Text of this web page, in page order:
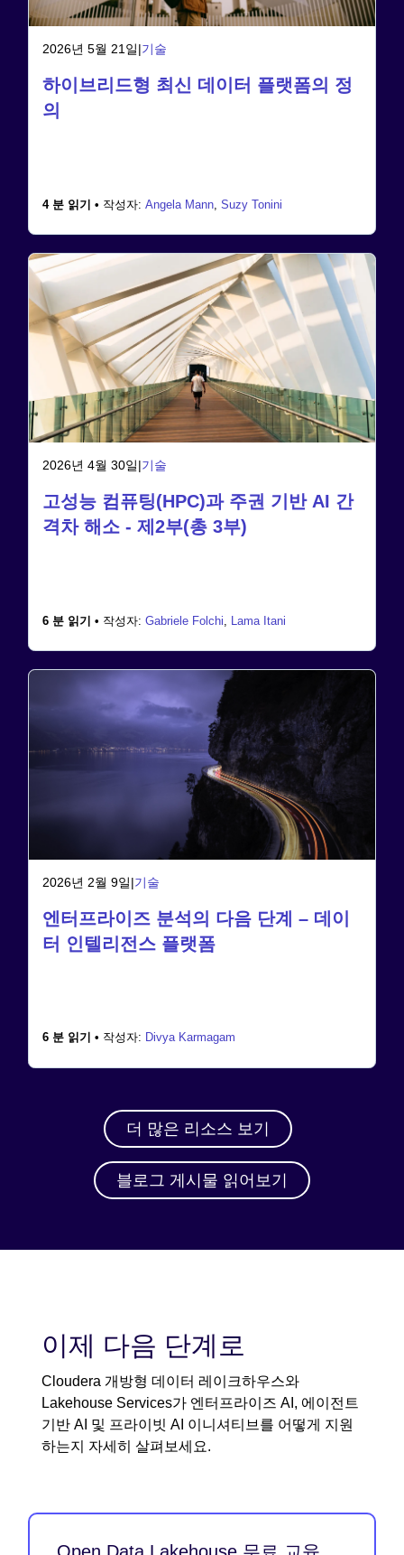
2026년 5월 21일|기술
하이브리드형 최신 데이터 플랫폼의 정
의
4 분 읽기 • 작성자: Angela Mann Suzy Tonini
2026년 4월 30일|기술
고성능 컴퓨팅(HPC)과 주권 기반 AI 간
격차 해소 - 제2부(총 3부)
6 분 읽기 • 작성자: Gabriele Folchi Lama Itani
2026년 2월 9일|기술
엔터프라이즈 분석의 다음 단계 – 데이
터 인텔리전스 플랫폼
6 분 읽기 • 작성자: Divya Karmagam
더 많은 리소스 보기
블로그 게시물 읽어보기
이제 다음 단계로
Cloudera 개방형 데이터 레이크하우스와
Lakehouse Services가 엔터프라이즈 AI, 에이전트
기반 AI 및 프라이빗 AI 이니셔티브를 어떻게 지원
하는지 자세히 살펴보세요.